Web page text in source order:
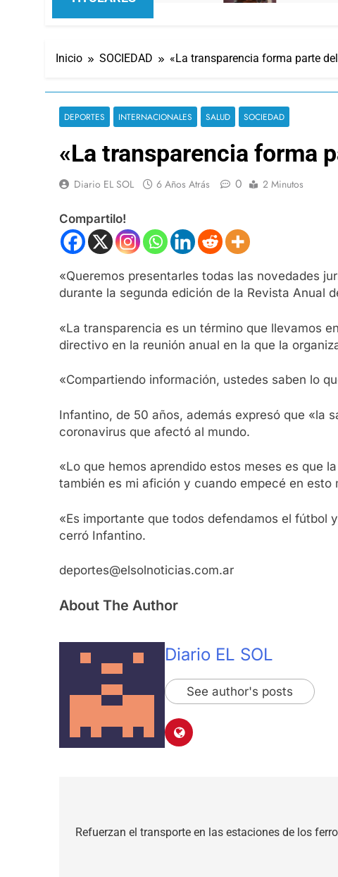
Inicio SOCIEDAD «La transparencia forma parte
DEPORTES INTERNACIONALES SALUD SOCIEDAD
«La transparencia forma
Diario EL SOL 6 Años Atrás 0 2 Minutos
Compartilo!
«Queremos presentarles todas las novedades
durante la segunda edición de la Revista Anual
«La transparencia es un término que llevamos
directivo en la reunión anual en la que la
«Compartiendo información, ustedes saben lo
Infantino, de 50 años, además expresó que «la
coronavirus que afectó al mundo.
«Lo que hemos aprendido estos meses es que
también es mi afición y cuando empecé en esto
«Es importante que todos defendamos el fútbol
cerró Infantino.
deportes@elsolnoticias.com.ar
About The Author
Diario EL SOL
See author's posts
de
Refuerzan el transporte en las estaciones de los